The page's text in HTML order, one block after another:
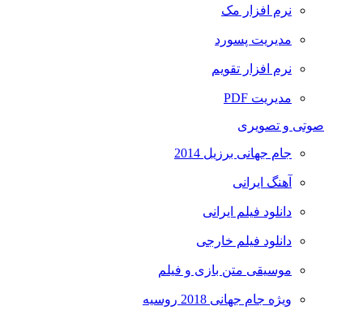
نرم افزار مک
مدیریت پسورد
نرم افزار تقویم
مدیریت PDF
صوتی و تصویری
جام جهانی برزیل 2014
آهنگ ایرانی
دانلود فیلم ایرانی
دانلود فیلم خارجی
موسیقی متن بازی و فیلم
ویژه جام جهانی 2018 روسیه